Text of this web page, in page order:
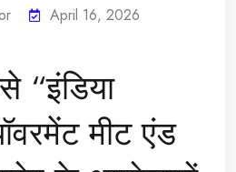
April 16, 2026
“इंडिया
मीट एंड